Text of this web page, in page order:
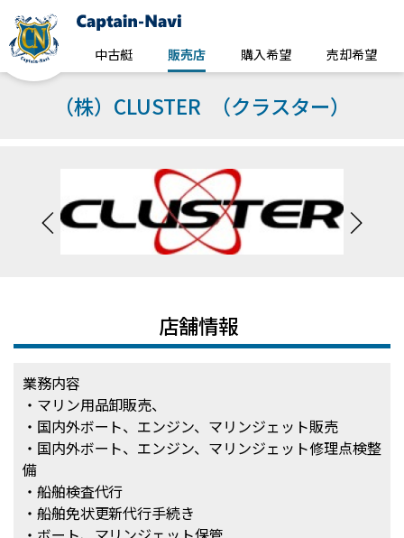
中古艇 販売店 購入希望 売却希望
（株）CLUSTER （クラスター）
店舗情報
業務内容
・マリン用品卸販売、
・国内外ボート、エンジン、マリンジェット販売
・国内外ボート、エンジン、マリンジェット修理点検整
備
・船舶検査代行
・船舶免状更新代行手続き